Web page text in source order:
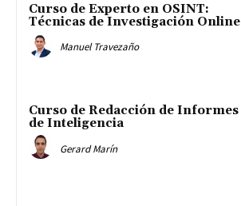
Curso de Experto en OSINT:
Técnicas de Investigación Online
Manuel Travezaño
Curso de Redacción de Informes
de Inteligencia
Gerard Marín